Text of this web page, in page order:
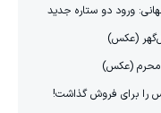
ورود دو ستاره جدید
(عکس)
محرم (عکس)
را برای فروش گذاشت!